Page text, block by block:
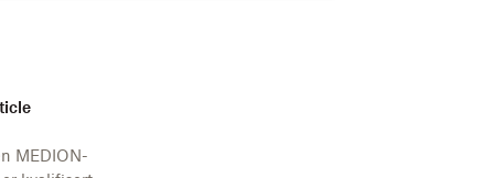
MEDION-